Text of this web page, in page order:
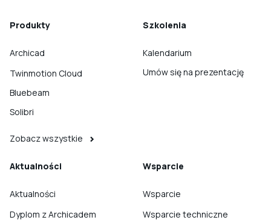
Produkty
Archicad
Twinmotion Cloud
Bluebeam
Solibri
Zobacz wszystkie
Szkolenia
Kalendarium
Umów się na prezentację
Aktualności
Aktualności
Dyplom z Archicadem
Wsparcie
Wsparcie
Wsparcie techniczne